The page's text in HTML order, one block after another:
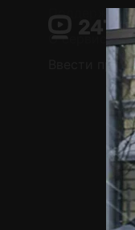
Поддержка:
О сервисе
Ввести